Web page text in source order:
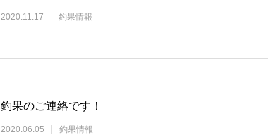
2020.11.17 釣果情報
釣果のご連絡です！
2020.06.05 釣果情報